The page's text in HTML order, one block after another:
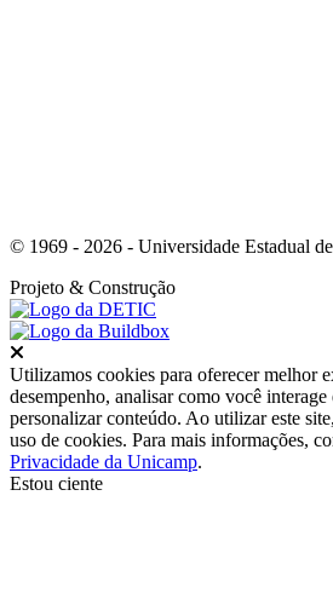
© 1969 - 2026 - Universidade Estadual
Projeto & Construção
Utilizamos cookies para oferecer melhor
desempenho, analisar como você interage
personalizar conteúdo. Ao utilizar este
uso de cookies. Para mais informações,
Privacidade da Unicamp.
Estou ciente